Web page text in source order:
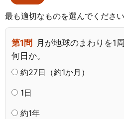
最も適切なものを選んでください
第1問
月が地球のまわりを1
何日か。
約27日（約1か月）
1日
約1年